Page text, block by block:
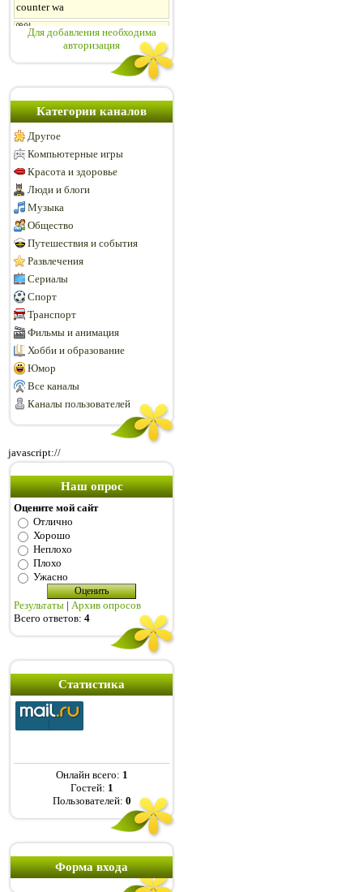
Для добавления необходима
авторизация
Категории каналов
Другое
Компьютерные игры
Красота и здоровье
Люди и блоги
Музыка
Общество
Путешествия и события
Развлечения
Сериалы
Спорт
Транспорт
Фильмы и анимация
Хобби и образование
Юмор
Все каналы
Каналы пользователей
javascript://
Наш опрос
Оцените мой сайт
Отлично
Хорошо
Неплохо
Плохо
Ужасно
Результаты | Архив опросов
Всего ответов: 4
Статистика
Онлайн всего: 1
Гостей: 1
Пользователей: 0
Форма входа